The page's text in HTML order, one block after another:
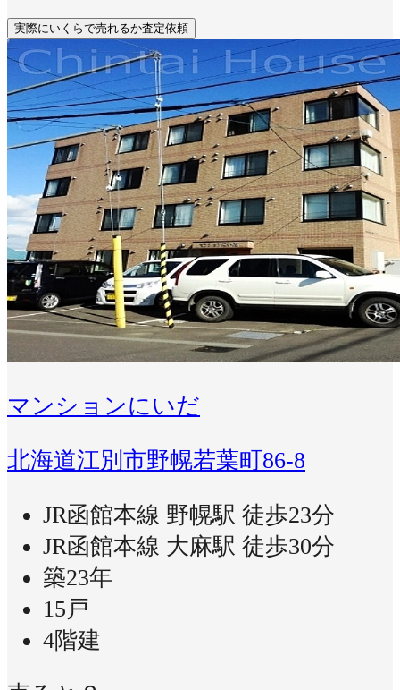
実際にいくらで売れるか査定依頼
マンションにいだ
北海道江別市野幌若葉町86-8
JR函館本線 野幌駅 徒歩23分
JR函館本線 大麻駅 徒歩30分
築23年
15戸
4階建